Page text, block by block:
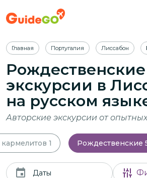
Главная Португалия Лиссабон
Рождественские
экскурсии в
на русском
Авторские экскурсии от
1 Рождественские
Даты